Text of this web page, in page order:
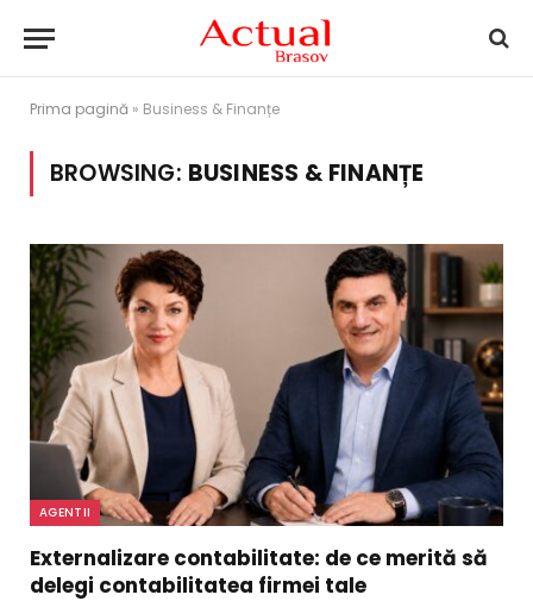
Prima pagină » Business & Finanțe
BROWSING: BUSINESS & FINANȚE
AGENTII
Externalizare contabilitate: de ce merită să
delegi contabilitatea firmei tale